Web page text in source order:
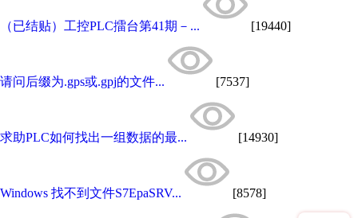
（已结贴）工控PLC擂台第41期－... [19440]
请问后缀为.gps或.gpj的文件... [7537]
求助PLC如何找出一组数据的最... [14930]
Windows 找不到文件S7EpaSRV... [8578]